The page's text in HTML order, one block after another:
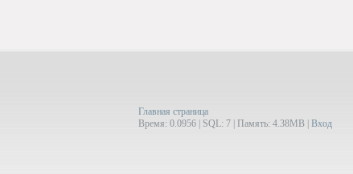
Главная страница
Время: 0.0956 | SQL: 7 | Память: 4.38MB Вход